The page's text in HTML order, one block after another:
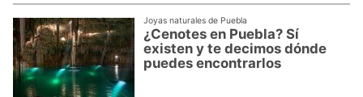
Joyas naturales de Puebla
¿Cenotes en Puebla? Sí
existen y te decimos dónde
puedes encontrarlos